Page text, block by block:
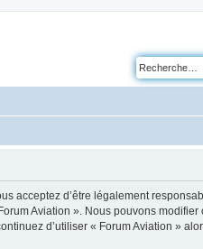
acceptez d’être légalement
Aviation ». Nous pouvons modifier
d’utiliser « Forum Aviation »